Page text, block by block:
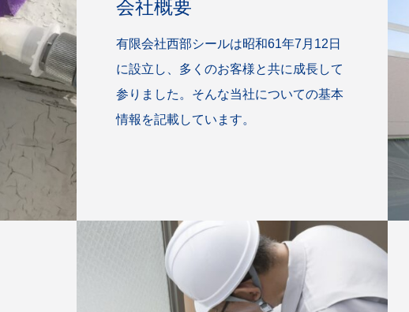
会社概要
有限会社西部シールは昭和61年7月12日
に設立し、多くのお客様と共に成長して
参りました。そんな当社についての基本
情報を記載しています。